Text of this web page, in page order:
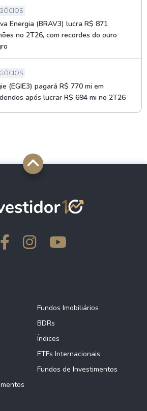
Energia (BRAV3) lucra R$ 871
no 2T26, com recordes do ouro
(EGIE3) pagará R$ 770 mi em
após lucrar R$ 694 mi no 2T26
Fundos Imobiliários
BDRs
Índices
ETFs Internacionais
Fundos de Investimentos